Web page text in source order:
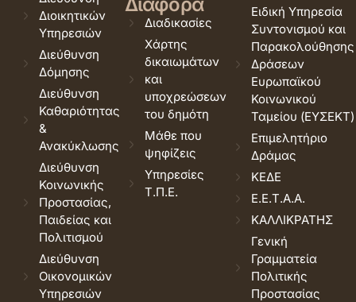
Διοικητικών
Υπηρεσιών
Διεύθυνση
Δόμησης
Διεύθυνση
Καθαριότητας
&
Ανακύκλωσης
Διεύθυνση
Κοινωνικής
Προστασίας,
Παιδείας και
Πολιτισμού
Διεύθυνση
Οικονομικών
Υπηρεσιών
Διαδικασίες
Χάρτης
δικαιωμάτων
και
υποχρεώσεων
του δημότη
Μάθε που
ψηφίζεις
Υπηρεσίες
Τ.Π.Ε.
Ειδική Υπηρεσία
Συντονισμού και
Παρακολούθησης
Δράσεων
Ευρωπαϊκού
Κοινωνικού
Ταμείου (ΕΥΣΕΚΤ)
Επιμελητήριο
Δράμας
ΚΕΔΕ
Ε.Ε.Τ.Α.Α.
ΚΑΛΛΙΚΡΑΤΗΣ
Γενική
Γραμματεία
Πολιτικής
Προστασίας